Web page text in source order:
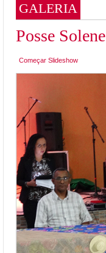
GALERIA
Posse Solene
Começar Slideshow